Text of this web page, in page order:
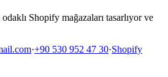
Shopify mağazaları tasarlıyor ve
·+90 530 952 47 30·Shopify